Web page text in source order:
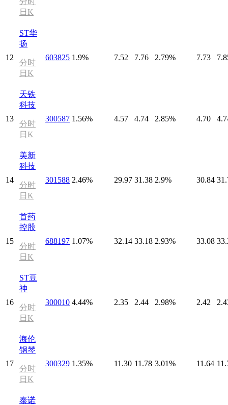
日K
12
ST华
扬
分时
日K
603825 1.9% 7.52 7.76 2.79% 7.73
13
天铁
科技
分时
日K
300587 1.56% 4.57 4.74 2.85% 4.70
14
美新
科技
分时
日K
301588 2.46% 29.97 31.38 2.9% 30.84
15
首药
控股
分时
日K
688197 1.07% 32.14 33.18 2.93% 33.08
16
ST豆
神
分时
日K
300010 4.44% 2.35 2.44 2.98% 2.42
17
海伦
钢琴
分时
日K
300329 1.35% 11.30 11.78 3.01% 11.64
泰诺